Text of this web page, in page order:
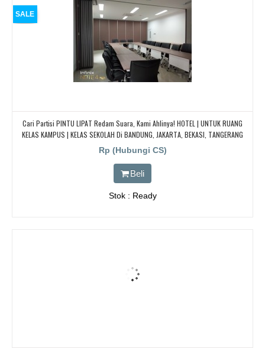
SALE
Cari Partisi PINTU LIPAT Redam Suara, Kami Ahlinya! HOTEL | UNTUK RUANG
KELAS KAMPUS | KELAS SEKOLAH Di BANDUNG, JAKARTA, BEKASI, TANGERANG
Rp (Hubungi CS)
Beli
Stok : Ready